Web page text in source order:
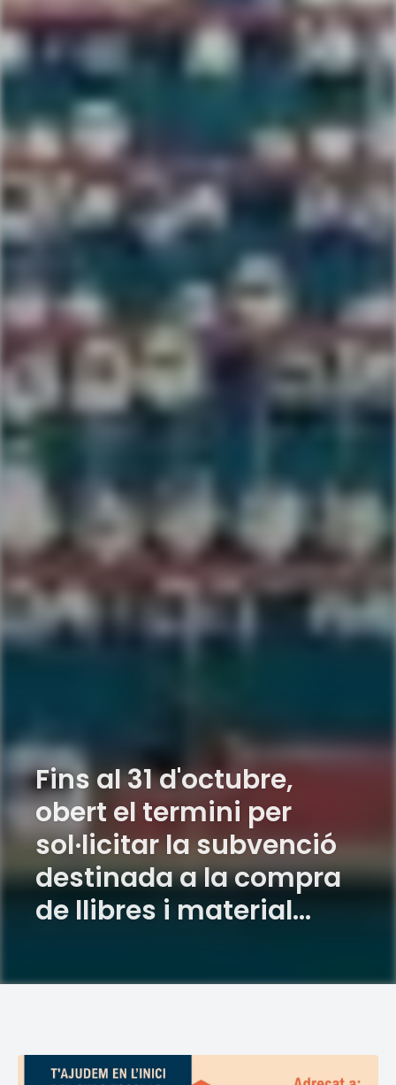
Fins al 31 d'octubre,
obert el termini per
sol·licitar la subvenció
destinada a la compra
de llibres i material